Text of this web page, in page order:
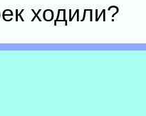
ходили?